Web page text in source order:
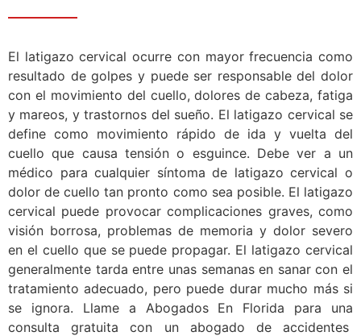
El latigazo cervical ocurre con mayor frecuencia como
resultado de golpes y puede ser responsable del dolor
con el movimiento del cuello, dolores de cabeza, fatiga
y mareos, y trastornos del sueño. El latigazo cervical se
define como movimiento rápido de ida y vuelta del
cuello que causa tensión o esguince. Debe ver a un
médico para cualquier síntoma de latigazo cervical o
dolor de cuello tan pronto como sea posible. El latigazo
cervical puede provocar complicaciones graves, como
visión borrosa, problemas de memoria y dolor severo
en el cuello que se puede propagar. El latigazo cervical
generalmente tarda entre unas semanas en sanar con el
tratamiento adecuado, pero puede durar mucho más si
se ignora. Llame a Abogados En Florida para una
consulta gratuita con un abogado de accidentes